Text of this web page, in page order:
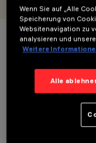
FARBE
Wenn Sie auf „Alle
Speicherung von
Websitenavigation zu
analysieren und
Weitere
Alle